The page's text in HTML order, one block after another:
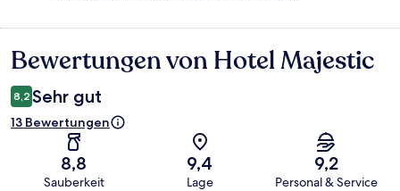
Bewertungen
Bewertungen von Hotel Majestic
8,2 Sehr gut
13 Bewertungen
8,8
Sauberkeit
9,4
Lage
9,2
Personal & Service